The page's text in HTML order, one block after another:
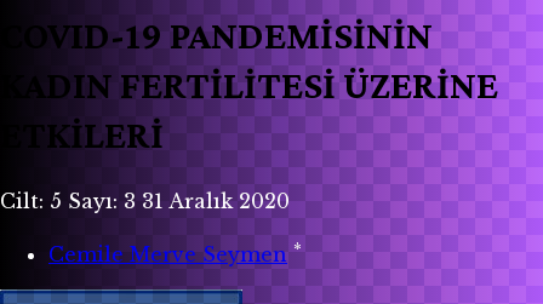
COVID-19 PANDEMİSİNİN
KADIN FERTİLİTESİ ÜZERİNE
ETKİLERİ
Cilt: 5 Sayı: 3 31 Aralık 2020
Cemile Merve Seymen *